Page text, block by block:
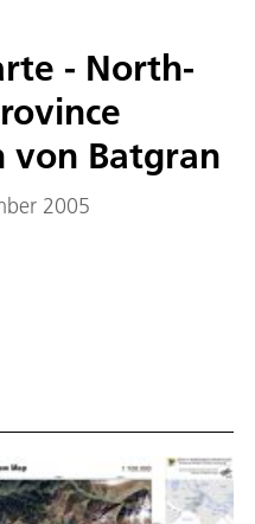
- North-
von Batgran
2005